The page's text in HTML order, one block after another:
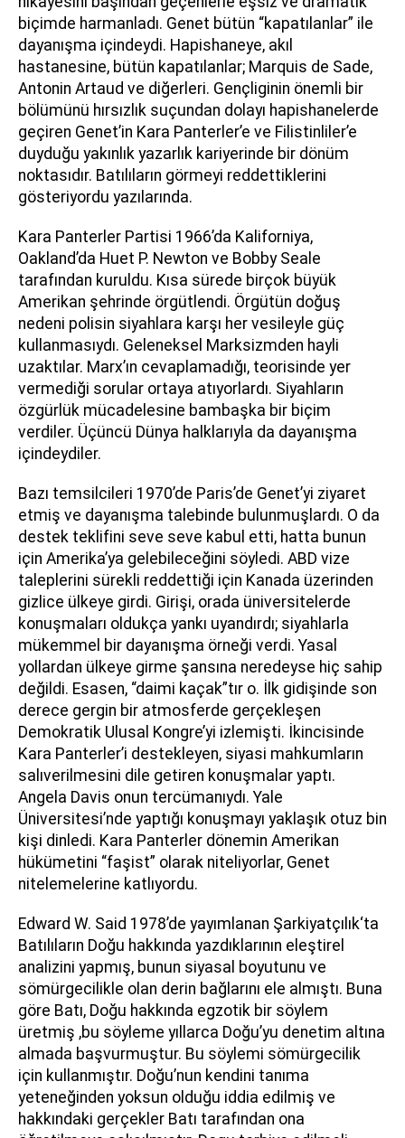
biçimde harmanladı. Genet bütün “kapatılanlar” ile
dayanışma içindeydi. Hapishaneye, akıl
hastanesine, bütün kapatılanlar; Marquis de Sade,
Antonin Artaud ve diğerleri. Gençliginin önemli bir
bölümünü hırsızlık suçundan dolayı hapishanelerde
geçiren Genet’in Kara Panterler’e ve Filistinliler’e
duyduğu yakınlık yazarlık kariyerinde bir dönüm
noktasıdır. Batılıların görmeyi reddettiklerini
gösteriyordu yazılarında.
Kara Panterler Partisi 1966’da Kaliforniya,
Oakland’da Huet P. Newton ve Bobby Seale
tarafından kuruldu. Kısa sürede birçok büyük
Amerikan şehrinde örgütlendi. Örgütün doğuş
nedeni polisin siyahlara karşı her vesileyle güç
kullanmasıydı. Geleneksel Marksizmden hayli
uzaktılar. Marx’ın cevaplamadığı, teorisinde yer
vermediği sorular ortaya atıyorlardı. Siyahların
özgürlük mücadelesine bambaşka bir biçim
verdiler. Üçüncü Dünya halklarıyla da dayanışma
içindeydiler.
Bazı temsilcileri 1970’de Paris’de Genet’yi ziyaret
etmiş ve dayanışma talebinde bulunmuşlardı. O da
destek teklifini seve seve kabul etti, hatta bunun
için Amerika’ya gelebileceğini söyledi. ABD vize
taleplerini sürekli reddettiği için Kanada üzerinden
gizlice ülkeye girdi. Girişi, orada üniversitelerde
konuşmaları oldukça yankı uyandırdı; siyahlarla
mükemmel bir dayanışma örneği verdi. Yasal
yollardan ülkeye girme şansına neredeyse hiç sahip
değildi. Esasen, “daimi kaçak”tır o. İlk gidişinde son
derece gergin bir atmosferde gerçekleşen
Demokratik Ulusal Kongre’yi izlemişti. İkincisinde
Kara Panterler’i destekleyen, siyasi mahkumların
salıverilmesini dile getiren konuşmalar yaptı.
Angela Davis onun tercümanıydı. Yale
Üniversitesi’nde yaptığı konuşmayı yaklaşık otuz bin
kişi dinledi. Kara Panterler dönemin Amerikan
hükümetini “faşist” olarak niteliyorlar, Genet
nitelemelerine katlıyordu.
Edward W. Said 1978’de yayımlanan Şarkiyatçılık‘ta
Batılıların Doğu hakkında yazdıklarının eleştirel
analizini yapmış, bunun siyasal boyutunu ve
sömürgecilikle olan derin bağlarını ele almıştı. Buna
göre Batı, Doğu hakkında egzotik bir söylem
üretmiş ,bu söyleme yıllarca Doğu’yu denetim altına
almada başvurmuştur. Bu söylemi sömürgecilik
için kullanmıştır. Doğu’nun kendini tanıma
yeteneğinden yoksun olduğu iddia edilmiş ve
hakkındaki gerçekler Batı tarafından ona